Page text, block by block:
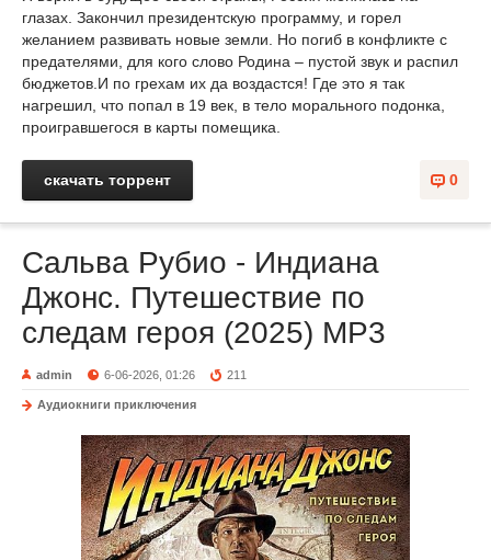
глазах. Закончил президентскую программу, и горел
желанием развивать новые земли. Но погиб в конфликте с
предателями, для кого слово Родина – пустой звук и распил
бюджетов.И по грехам их да воздастся! Где это я так
нагрешил, что попал в 19 век, в тело морального подонка,
проигравшегося в карты помещика.
0
скачать торрент
Сальва Рубио - Индиана
Джонс. Путешествие по
следам героя (2025) MP3
admin 6-06-2026, 01:26 211
Аудиокниги приключения